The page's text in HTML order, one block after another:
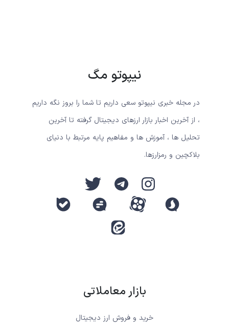
نیپوتو مگ
در مجله خبری نیپوتو سعی داریم تا شما را بروز نگه داریم
، از آخرین اخبار بازار ارزهای دیجیتال گرفته تا آخرین
تحلیل ها ، آموزش ها و مفاهیم پایه مرتبط با دنیای
بلاکچین و رمزارزها.
بازار معاملاتی
خرید و فروش ارز دیجیتال